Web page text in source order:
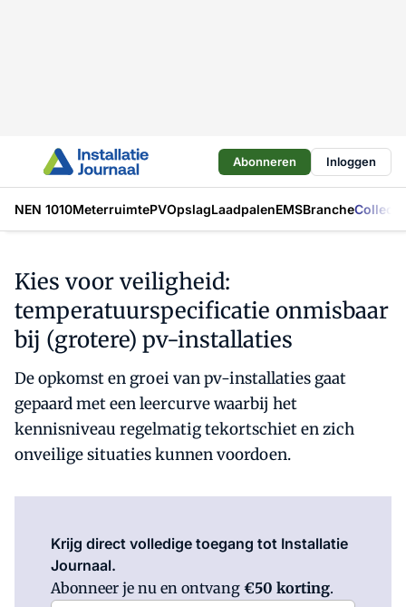
Abonneren Inloggen
NEN 1010MeterruimtePVOpslagLaadpalenEMSBranche
Kies voor veiligheid:
temperatuurspecificatie onmisbaar
bij (grotere) pv-installaties
De opkomst en groei van pv-installaties gaat
gepaard met een leercurve waarbij het
kennisniveau regelmatig tekortschiet en zich
onveilige situaties kunnen voordoen.
Krijg direct volledige toegang tot Installatie
Journaal.
Abonneer je nu en ontvang €50 korting.